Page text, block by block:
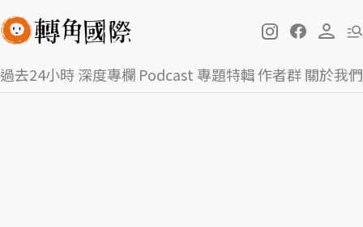
過去24小時深度專欄 Podcast 專題特輯作者群關於我們